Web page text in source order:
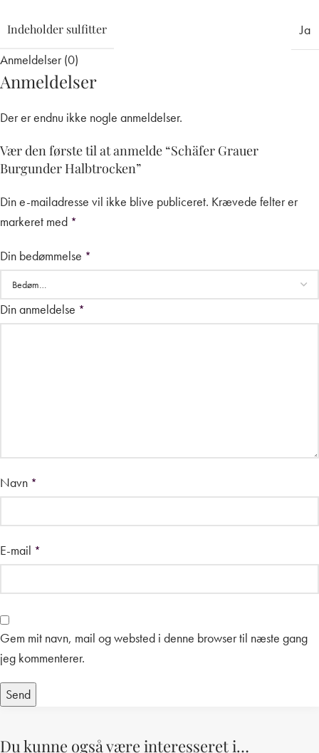
Indeholder sulfitter
Ja
Anmeldelser (0)
Anmeldelser
Der er endnu ikke nogle anmeldelser.
Vær den første til at anmelde “Schäfer Grauer
Burgunder Halbtrocken”
Din e-mailadresse vil ikke blive publiceret. Krævede felter er
markeret med *
Din bedømmelse *
Din anmeldelse *
Navn *
E-mail *
Gem mit navn, mail og websted i denne browser til næste gang
jeg kommenterer.
Du kunne også være interesseret i…